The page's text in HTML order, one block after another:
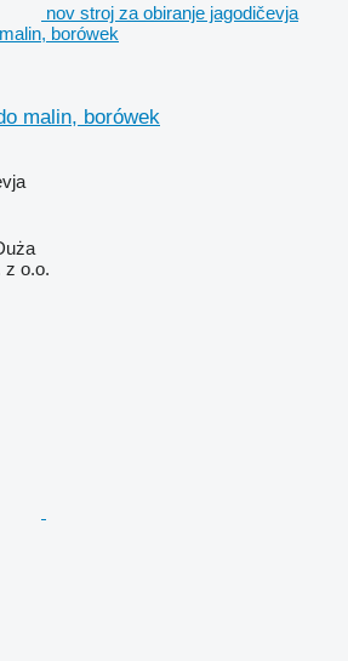
nov stroj za obiranje jagodičevja
borówek
malin, borówek
z o.o.